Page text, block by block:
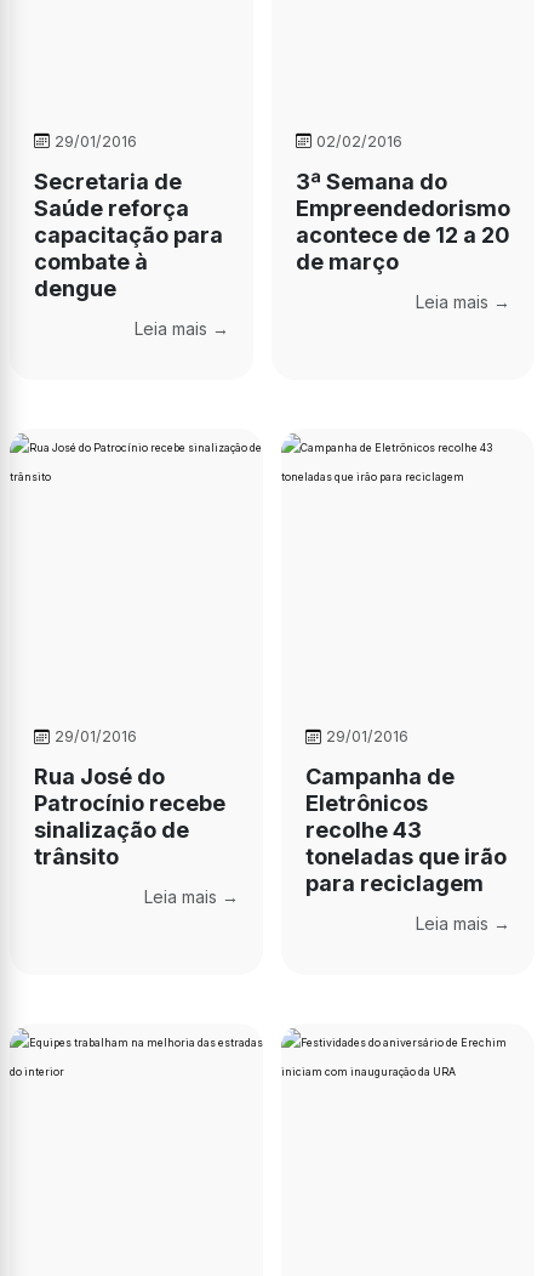
29/01/2016
Secretaria de
Saúde reforça
capacitação para
combate à
dengue
Leia mais →
02/02/2016
3ª Semana do
Empreendedorismo
acontece de 12 a 20
de março
Leia mais →
29/01/2016
Rua José do
Patrocínio recebe
sinalização de
trânsito
Leia mais →
29/01/2016
Campanha de
Eletrônicos
recolhe 43
toneladas que irão
para reciclagem
Leia mais →